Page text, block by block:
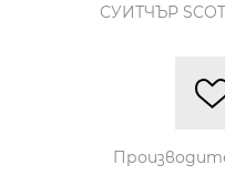
СУИТЧЪР